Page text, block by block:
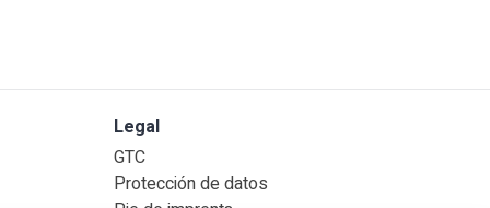
Legal
GTC
Protección de datos